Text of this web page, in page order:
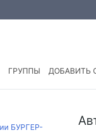
ГРУППЫ ДОБАВИТЬ